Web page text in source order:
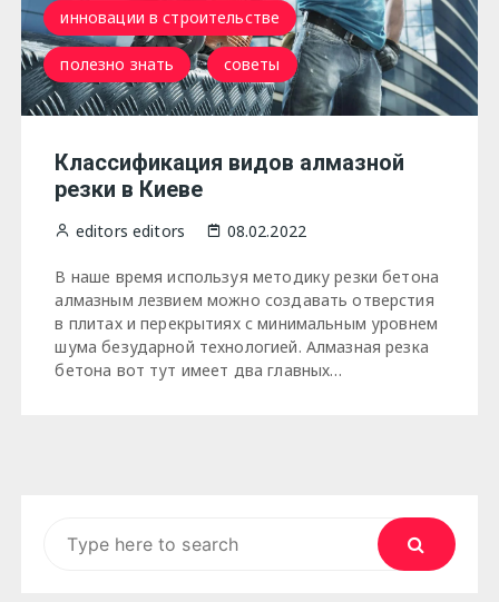
инновации в строительстве
полезно знать советы
Классификация видов алмазной
резки в Киеве
editors editors 08.02.2022
В наше время используя методику резки бетона
алмазным лезвием можно создавать отверстия
в плитах и перекрытиях с минимальным уровнем
шума безударной технологией. Алмазная резка
бетона вот тут имеет два главных…